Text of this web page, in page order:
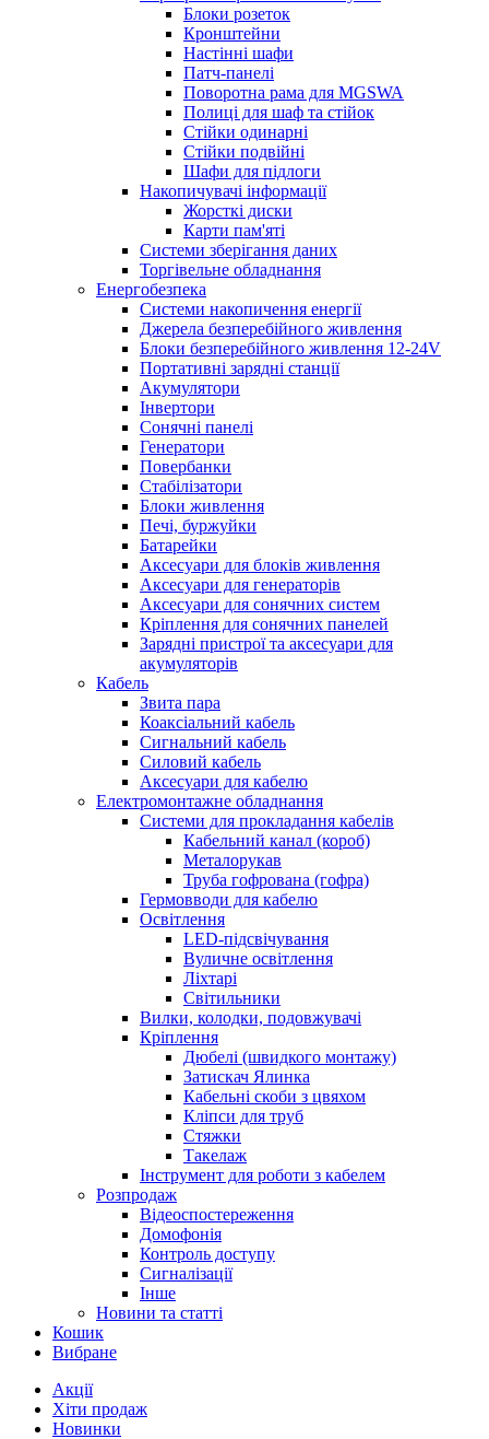
Блоки розеток
Кронштейни
Настінні шафи
Патч-панелі
Поворотна рама для MGSWA
Полиці для шаф та стійок
Стійки одинарні
Стійки подвійні
Шафи для підлоги
Накопичувачі інформації
Жорсткі диски
Карти пам'яті
Системи зберігання даних
Торгівельне обладнання
Енергобезпека
Системи накопичення енергії
Джерела безперебійного живлення
Блоки безперебійного живлення 12-24V
Портативні зарядні станції
Акумулятори
Інвертори
Сонячні панелі
Генератори
Повербанки
Стабілізатори
Блоки живлення
Печі, буржуйки
Батарейки
Аксесуари для блоків живлення
Аксесуари для генераторів
Аксесуари для сонячних систем
Кріплення для сонячних панелей
Зарядні пристрої та аксесуари для
акумуляторів
Кабель
Звита пара
Коаксіальний кабель
Сигнальний кабель
Силовий кабель
Аксесуари для кабелю
Електромонтажне обладнання
Системи для прокладання кабелів
Кабельний канал (короб)
Металорукав
Труба гофрована (гофра)
Гермовводи для кабелю
Освітлення
LED-підсвічування
Вуличне освітлення
Ліхтарі
Світильники
Вилки, колодки, подовжувачі
Кріплення
Дюбелі (швидкого монтажу)
Затискач Ялинка
Кабельні скоби з цвяхом
Кліпси для труб
Стяжки
Такелаж
Інструмент для роботи з кабелем
Розпродаж
Відеоспостереження
Домофонія
Контроль доступу
Сигналізації
Інше
Новини та статті
Кошик
Вибране
Акції
Хіти продаж
Новинки